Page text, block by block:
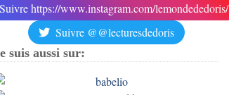
Suivre https://www.instagram.com/lemondededoris/
Suivre @@lecturesdedoris
suis aussi sur: